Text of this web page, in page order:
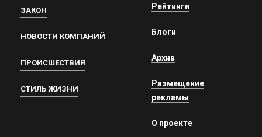
ЗАКОН
НОВОСТИ КОМПАНИЙ
ПРОИСШЕСТВИЯ
СТИЛЬ ЖИЗНИ
Рейтинги
Блоги
Архив
Размещение
рекламы
О проекте